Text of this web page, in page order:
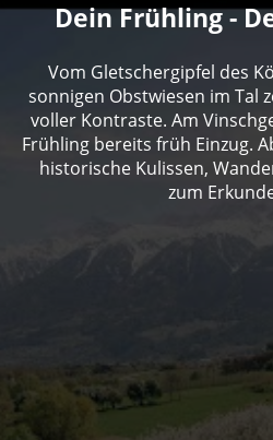
Dein Frühling -
Vom Gletschergipfel des
sonnigen Obstwiesen im Tal
voller Kontraste. Am
Frühling bereits früh Einzug.
historische Kulissen,
zum